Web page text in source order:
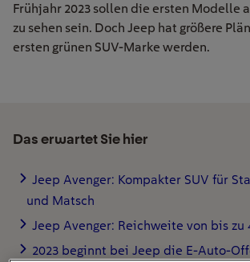
Frühjahr 2023 sollen die ersten Modelle
zu sehen sein. Doch Jeep hat größere
ersten grünen SUV-Marke werden.
Das erwartet Sie hier
Jeep Avenger: Kompakter SUV für
und Matsch
Jeep Avenger: Reichweite von bis zu
2023 beginnt bei Jeep die E-Auto-